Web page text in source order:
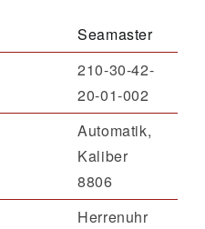
Seamaster
210-30-42-
20-01-002
Automatik,
Kaliber
8806
Herrenuhr